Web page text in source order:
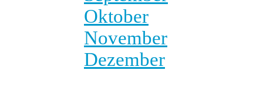
Oktober
November
Dezember